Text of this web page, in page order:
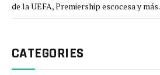
de la UEFA, Premiership escocesa y más.
CATEGORIES